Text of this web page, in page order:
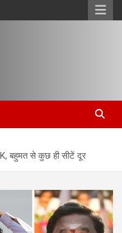
बहुमत से कुछ ही सीटें दूर